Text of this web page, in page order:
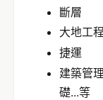
斷層
大地工
捷運
建築管
礎...等